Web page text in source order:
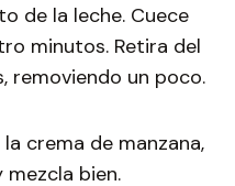
de la leche. Cuece
minutos. Retira del
removiendo un poco.
crema de manzana,
mezcla bien.